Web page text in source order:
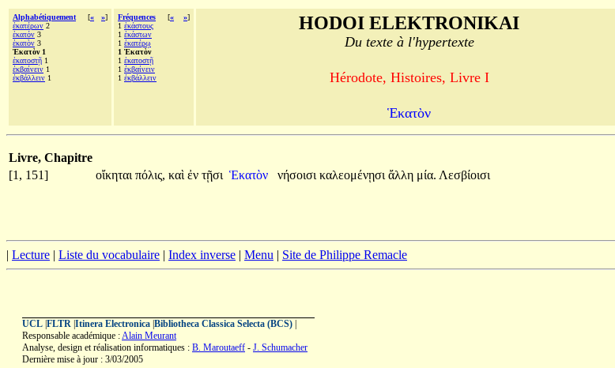
Alphabétiquement [« »]
ἑκατέρων 2
ἑκατόν 3
ἑκατὸν 3
Ἑκατὸν 1
ἑκατοστῇ 1
ἐκβαίνειν 1
ἐκβάλλειν 1
Fréquences [« »]
1 ἑκάστους
1 ἑκάστων
1 ἑκατέρῳ
1 Ἑκατὸν
1 ἑκατοστῇ
1 ἐκβαίνειν
1 ἐκβάλλειν
HODOI ELEKTRONIKAI
Du texte à l'hypertexte
Hérodote, Histoires, Livre I
Ἑκατὸν
Livre, Chapitre
[1, 151]
οἴκηται πόλις, καὶ ἐν τῇσι Ἑκατὸν νήσοισι καλεομένῃσι ἄλλη μία. Λεσβίοισι
| Lecture | Liste du vocabulaire | Index inverse | Menu | Site de Philippe Remacle
UCL FLTR Itinera Electronica Bibliotheca Classica Selecta (BCS)
Responsable académique :Alain Meurant
Analyse, design et réalisation informatiques : B. Maroutaeff - J. Schumacher
Dernière mise à jour : 3/03/2005